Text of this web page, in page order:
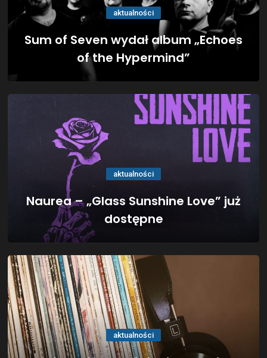
aktualności
Sum of Seven wydał album „Echoes
of the Hypermind”
aktualności
Naurea – „Glass Sunshine Love” już
dostępne
aktualności